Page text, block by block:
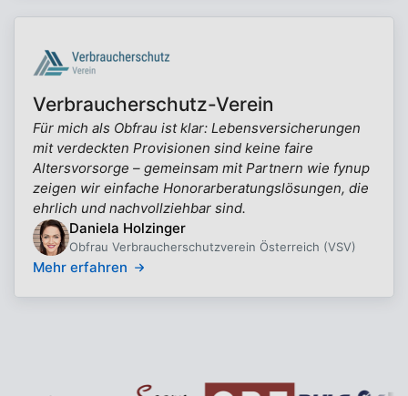
Verbraucherschutz-Verein
Für mich als Obfrau ist klar: Lebensversicherungen
mit verdeckten Provisionen sind keine faire
Altersvorsorge – gemeinsam mit Partnern wie fynup
zeigen wir einfache Honorarberatungslösungen, die
ehrlich und nachvollziehbar sind.
Daniela Holzinger
Obfrau Verbraucherschutzverein Österreich (VSV)
Mehr erfahren